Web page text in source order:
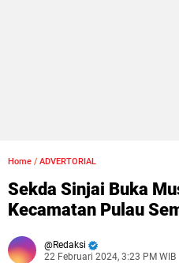
Home / ADVERTORIAL
Sekda Sinjai Buka
Kecamatan Pulau
Redaksi
22 Februari 2024, 3:23 PM WIB